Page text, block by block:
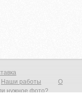
Наши работы
О
нужное фото?